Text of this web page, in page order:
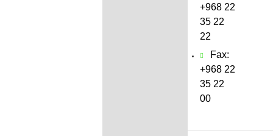
+968 22
35 22
22
Fax:
+968 22
3‍5 22
00